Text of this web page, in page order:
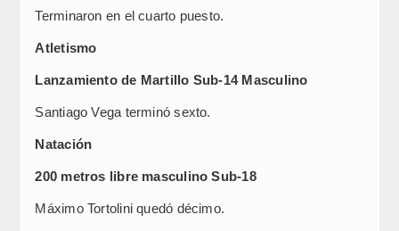
Terminaron en el cuarto puesto.
Atletismo
Lanzamiento de Martillo Sub-14 Masculino
Santiago Vega terminó sexto.
Natación
200 metros libre masculino Sub-18
Máximo Tortolini quedó décimo.